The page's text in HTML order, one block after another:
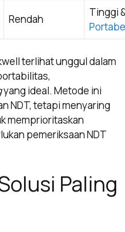
Rendah
Tinggi
terlihat unggul dalam
yang ideal. Metode ini
NDT, tetapi menyaring
memprioritaskan
pemeriksaan NDT
Paling